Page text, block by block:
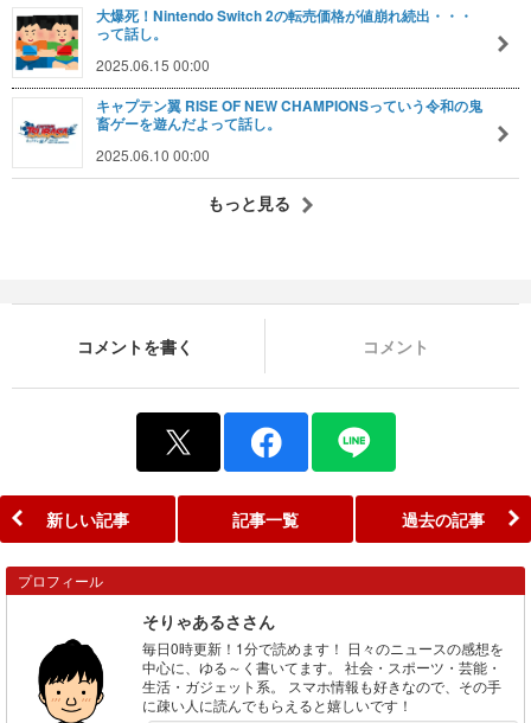
大爆死！Nintendo Switch 2の転売価格が値崩れ続出・・・
って話し。
2025.06.15 00:00
キャプテン翼 RISE OF NEW CHAMPIONSっていう令和の鬼
畜ゲーを遊んだよって話し。
2025.06.10 00:00
もっと見る
コメントを書く コメント
新しい記事 記事一覧 過去の記事
プロフィール
そりゃあるささん
毎日0時更新！1分で読めます！ 日々のニュースの感想を
中心に、ゆる～く書いてます。 社会・スポーツ・芸能・
生活・ガジェット系。 スマホ情報も好きなので、その手
に疎い人に読んでもらえると嬉しいです！